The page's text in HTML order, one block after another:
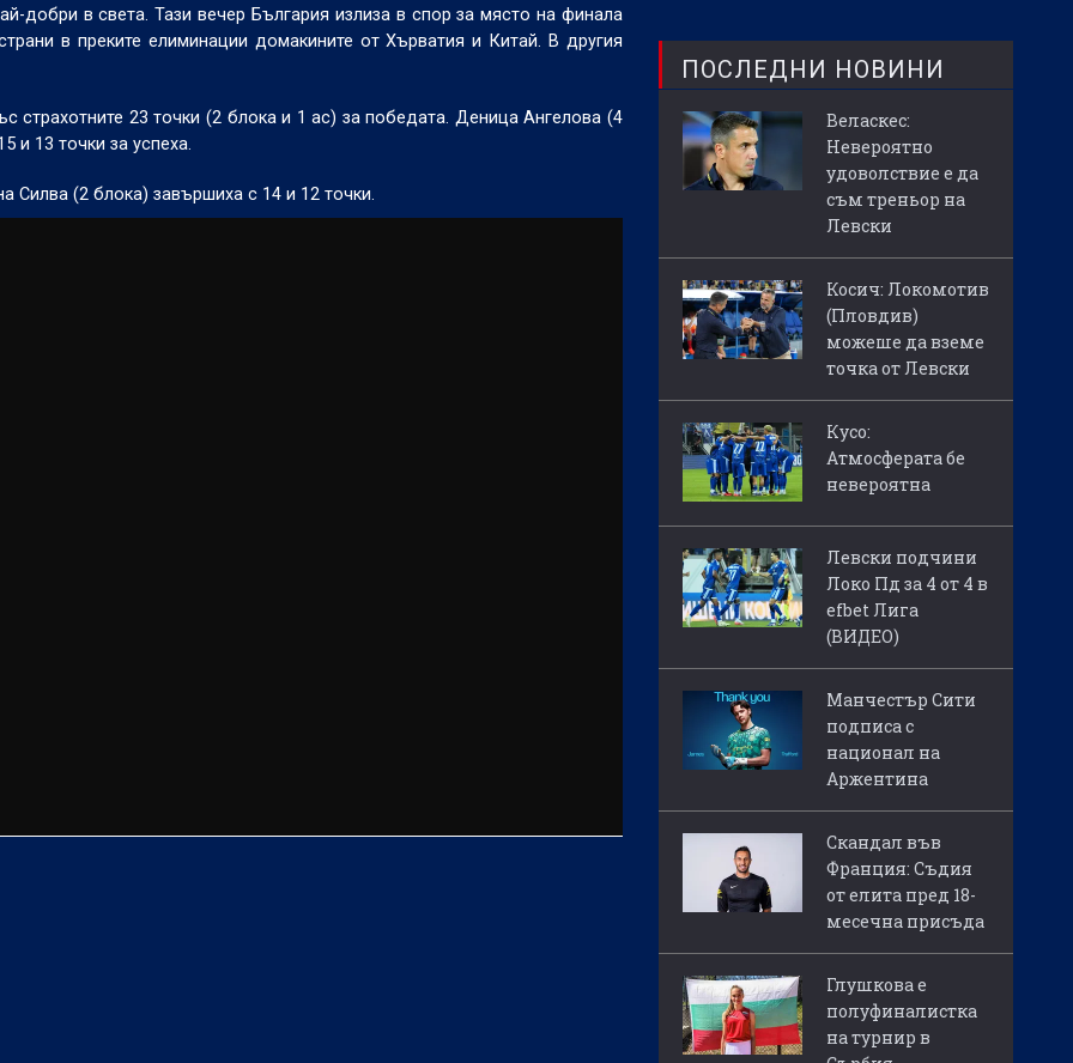
добри в света. Тази вечер България излиза в спор за място на финала
в преките елиминации домакините от Хърватия и Китай. В другия
страхотните 23 точки (2 блока и 1 ас) за победата. Деница Ангелова (4
и 13 точки за успеха.
Силва (2 блока) завършиха с 14 и 12 точки.
ПОСЛЕДНИ НОВИНИ
Веласкес:
Невероятно
удоволствие е да
съм треньор на
Левски
Косич: Локомотив
(Пловдив)
можеше да вземе
точка от Левски
Кусо:
Атмосферата бе
невероятна
Левски подчини
Локо Пд за 4 от 4 в
efbet Лига
(ВИДЕО)
Манчестър Сити
подписа с
национал на
Аржентина
Скандал във
Франция: Съдия
от елита пред 18-
месечна присъда
Глушкова е
полуфиналистка
на турнир в